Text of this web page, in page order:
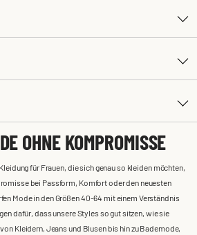
OHNE KOMPROMISSE
für Frauen, die sich genau so kleiden möchten,
bei Passform, Komfort oder den neuesten
Mode in den Größen 40-64 mit einem Verständnis
dafür, dass unsere Styles so gut sitzen, wie sie
Kleidern, Jeans und Blusen bis hin zu Bademode,